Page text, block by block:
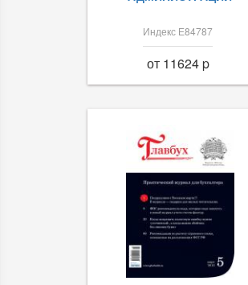
Индекс Е84787
от 11624 p